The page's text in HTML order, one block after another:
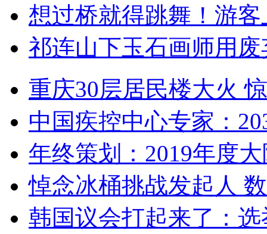
想过桥就得跳舞！游客
祁连山下玉石画师用
重庆30层居民楼大火
中国疾控中心专家：
年终策划：2019年度
悼念冰桶挑战发起人
韩国议会打起来了：